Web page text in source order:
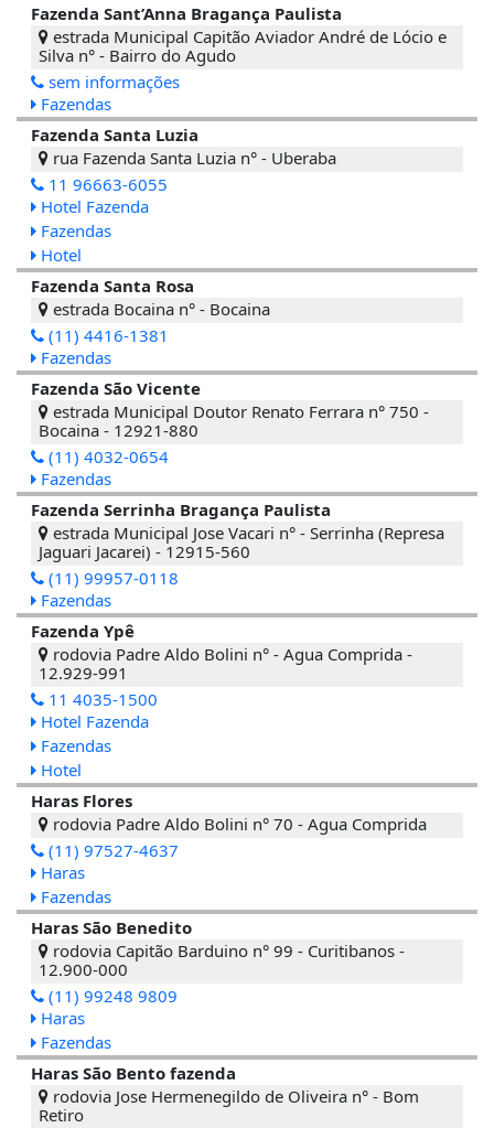
Fazenda Sant’Anna Bragança Paulista
estrada Municipal Capitão Aviador André de Lócio e
Silva n° - Bairro do Agudo
sem informações
Fazendas
Fazenda Santa Luzia
rua Fazenda Santa Luzia n° - Uberaba
11 96663-6055
Hotel Fazenda
Fazendas
Hotel
Fazenda Santa Rosa
estrada Bocaina n° - Bocaina
(11) 4416-1381
Fazendas
Fazenda São Vicente
estrada Municipal Doutor Renato Ferrara n° 750 -
Bocaina - 12921-880
(11) 4032-0654
Fazendas
Fazenda Serrinha Bragança Paulista
estrada Municipal Jose Vacari n° - Serrinha (Represa
Jaguari Jacarei) - 12915-560
(11) 99957-0118
Fazendas
Fazenda Ypê
rodovia Padre Aldo Bolini n° - Agua Comprida -
12.929-991
11 4035-1500
Hotel Fazenda
Fazendas
Hotel
Haras Flores
rodovia Padre Aldo Bolini n° 70 - Agua Comprida
(11) 97527-4637
Haras
Fazendas
Haras São Benedito
rodovia Capitão Barduino n° 99 - Curitibanos -
12.900-000
(11) 99248 9809
Haras
Fazendas
Haras São Bento fazenda
rodovia Jose Hermenegildo de Oliveira n° - Bom
Retiro